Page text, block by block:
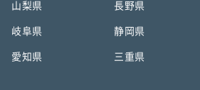
山梨県 長野県
岐阜県 静岡県
愛知県 三重県